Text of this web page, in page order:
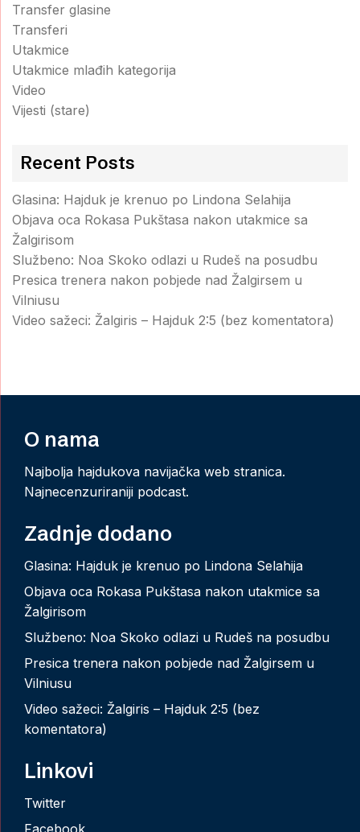
Transfer glasine
Transferi
Utakmice
Utakmice mlađih kategorija
Video
Vijesti (stare)
Recent Posts
Glasina: Hajduk je krenuo po Lindona Selahija
Objava oca Rokasa Pukštasa nakon utakmice sa
Žalgirisom
Službeno: Noa Skoko odlazi u Rudeš na posudbu
Presica trenera nakon pobjede nad Žalgirsem u
Vilniusu
Video sažeci: Žalgiris – Hajduk 2:5 (bez komentatora)
O nama
Najbolja hajdukova navijačka web stranica.
Najnecenzuriraniji podcast.
Zadnje dodano
Glasina: Hajduk je krenuo po Lindona Selahija
Objava oca Rokasa Pukštasa nakon utakmice sa
Žalgirisom
Službeno: Noa Skoko odlazi u Rudeš na posudbu
Presica trenera nakon pobjede nad Žalgirsem u
Vilniusu
Video sažeci: Žalgiris – Hajduk 2:5 (bez
komentatora)
Linkovi
Twitter
Facebook